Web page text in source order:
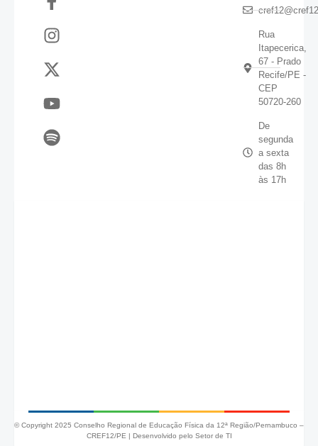
Rua
Itapecerica,
67 - Prado
Recife/PE -
CEP
50720-260
De
segunda
a sexta
das 8h
às 17h
© Copyright 2025 Conselho Regional de Educação Física da 12ª Região/Pernambuco –
CREF12/PE | Desenvolvido pelo Setor de TI